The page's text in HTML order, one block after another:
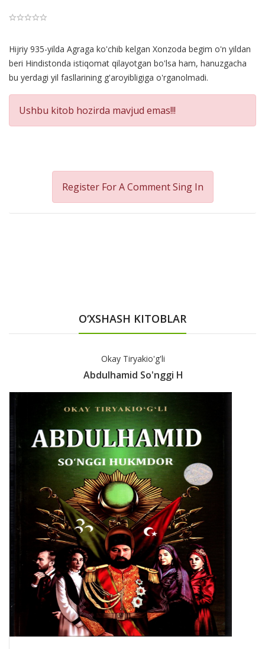
Product
Summery
Hijriy 935-yilda Agraga ko'chib kelgan Xonzoda begim o'n yildan
beri Hindistonda istiqomat qilayotgan bo'lsa ham, hanuzgacha
bu yerdagi yil fasllarining g'aroyibligiga o'rganolmadi.
Ushbu kitob hozirda mavjud emas!!!
Register For A CommentSing In
O‘XSHASH KITOBLAR
Talha Ug'urluel
Abdulhamidxon Yashir